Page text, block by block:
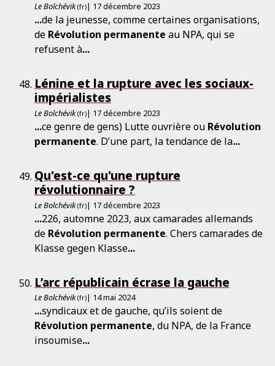
Le Bolchévik (fr)| 17 décembre 2023
...de la jeunesse, comme certaines organisations,
de Révolution permanente au NPA, qui se
refusent à...
Lénine et la rupture avec les sociaux-
impérialistes
Le Bolchévik (fr)| 17 décembre 2023
...ce genre de gens) Lutte ouvrière ou Révolution
permanente. D’une part, la tendance de la...
Qu'est-ce qu'une rupture
révolutionnaire ?
Le Bolchévik (fr)| 17 décembre 2023
...226, automne 2023, aux camarades allemands
de Révolution permanente. Chers camarades de
Klasse gegen Klasse...
L’arc républicain écrase la gauche
Le Bolchévik (fr)| 14 mai 2024
...syndicaux et de gauche, qu’ils soient de
Révolution permanente, du NPA, de la France
insoumise...